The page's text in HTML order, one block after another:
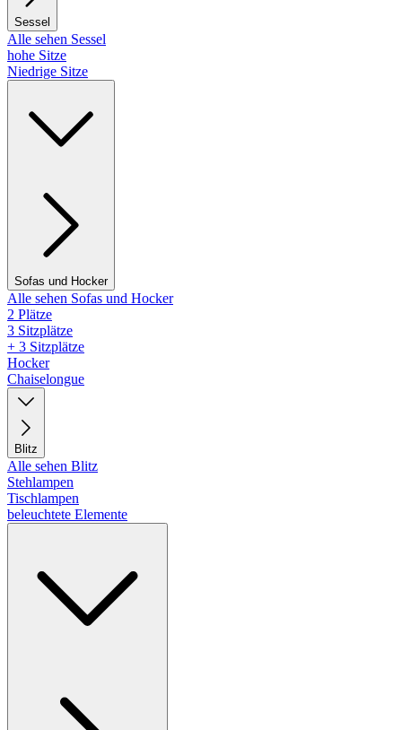
Sessel
Alle sehen Sessel
hohe Sitze
Niedrige Sitze
Sofas und Hocker
Alle sehen Sofas und Hocker
2 Plätze
3 Sitzplätze
+ 3 Sitzplätze
Hocker
Chaiselongue
Blitz
Alle sehen Blitz
Stehlampen
Tischlampen
beleuchtete Elemente